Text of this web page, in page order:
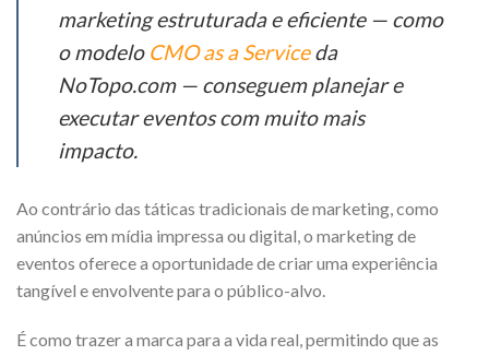
marketing estruturada e eficiente — como
o modelo CMO as a Serviceda
NoTopo.com — conseguem planejar e
executar eventos com muito mais
impacto.
Ao contrário das táticas tradicionais de marketing, como
anúncios em mídia impressa ou digital, o marketing de
eventos oferece a oportunidade de criar uma experiência
tangível e envolvente para o público-alvo.
É como trazer a marca para a vida real, permitindo que as